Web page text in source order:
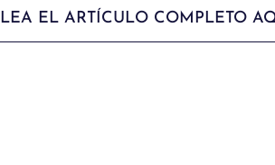
LEA EL ARTÍCULO COMPLETO